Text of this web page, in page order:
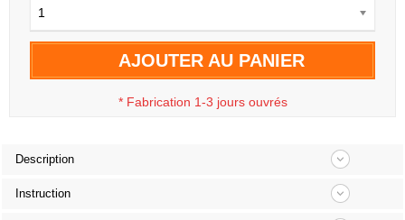
1
AJOUTER AU PANIER
* Fabrication 1-3 jours ouvrés
Description
Instruction